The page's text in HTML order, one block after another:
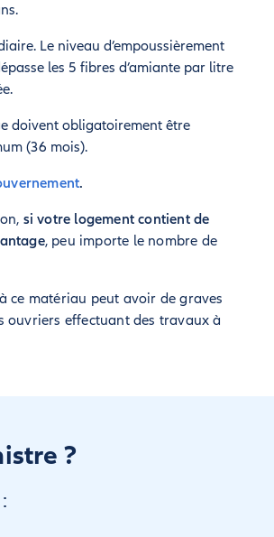
Le niveau d’empoussièrement
les 5 fibres d’amiante par litre
doivent obligatoirement être
(36 mois).
.
si votre logement contient de
, peu importe le nombre de
ce matériau peut avoir de graves
ouvriers effectuant des travaux à
?